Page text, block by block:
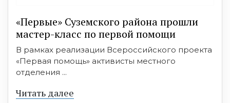
«Первые» Суземского района прошли
мастер-класс по первой помощи
В рамках реализации Всероссийского проекта
«Первая помощь» активисты местного
отделения ...
Читать далее